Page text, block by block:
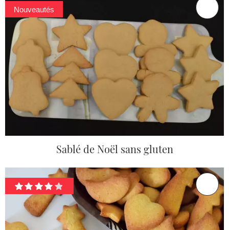
Nouveautés
Sablé de Noël sans gluten